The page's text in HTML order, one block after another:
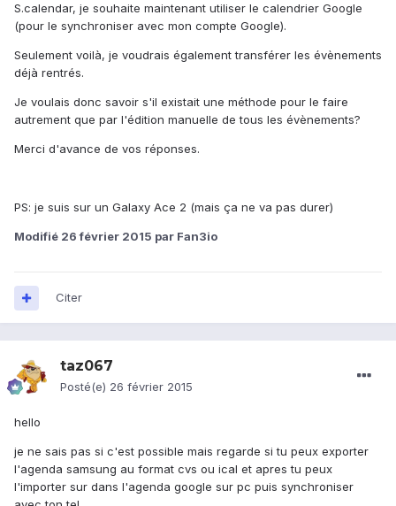
S.calendar, je souhaite maintenant utiliser le calendrier Google
(pour le synchroniser avec mon compte Google).
Seulement voilà, je voudrais également transférer les évènements
déjà rentrés.
Je voulais donc savoir s'il existait une méthode pour le faire
autrement que par l'édition manuelle de tous les évènements?
Merci d'avance de vos réponses.
PS: je suis sur un Galaxy Ace 2 (mais ça ne va pas durer)
Modifié 26 février 2015 par Fan3io
Citer
taz067
Posté(e) 26 février 2015
hello
je ne sais pas si c'est possible mais regarde si tu peux exporter
l'agenda samsung au format cvs ou ical et apres tu peux
l'importer sur dans l'agenda google sur pc puis synchroniser